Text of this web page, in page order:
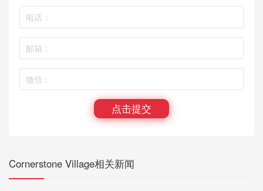
点击提交
Cornerstone Village相关新闻